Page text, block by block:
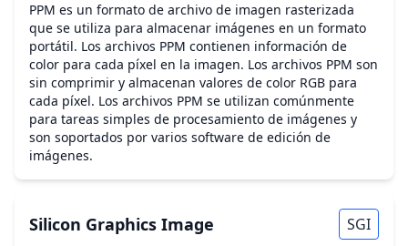
PPM es un formato de archivo de imagen rasterizada
que se utiliza para almacenar imágenes en un formato
portátil. Los archivos PPM contienen información de
color para cada píxel en la imagen. Los archivos PPM son
sin comprimir y almacenan valores de color RGB para
cada píxel. Los archivos PPM se utilizan comúnmente
para tareas simples de procesamiento de imágenes y
son soportados por varios software de edición de
imágenes.
Silicon Graphics Image SGI